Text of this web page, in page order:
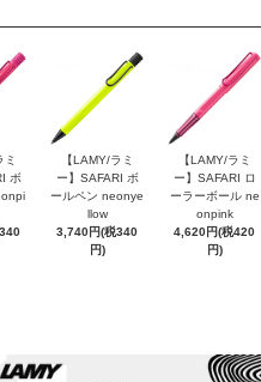
ミ
ボ
【LAMY/ラミ
ー】SAFARI ボ
ールペン neonye
llow
3,740円(税340
円)
【LAMY/ラミ
ー】SAFARI ロ
ーラーボール ne
onpink
4,620円(税420
円)